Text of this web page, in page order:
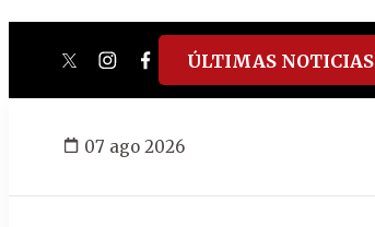
twitterinstagram
facebook
tiktokyoutube
spotify
ÚLTIMAS NOTICIAS
07 ago 2026